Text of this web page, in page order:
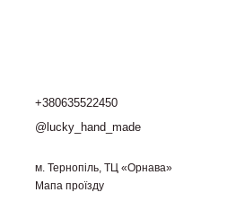
+380635522450
@lucky_hand_made
м. Тернопіль, ТЦ «Орнава»
Мапа проїзду